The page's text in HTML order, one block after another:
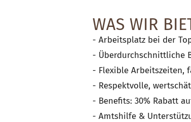
WAS WIR
- Arbeitsplatz bei der
- Überdurchschnittliche
- Flexible Arbeitszeiten,
- Respektvolle,
- Benefits: 30% Rabatt
- Amtshilfe &